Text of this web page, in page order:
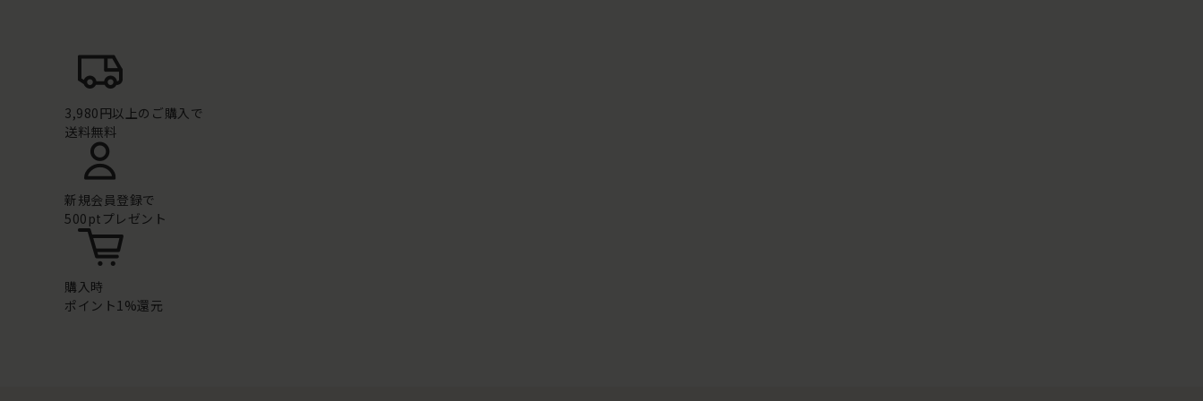
3,980円以上のご購入で
送料無料
新規会員登録で
500ptプレゼント
購入時
ポイント1%還元